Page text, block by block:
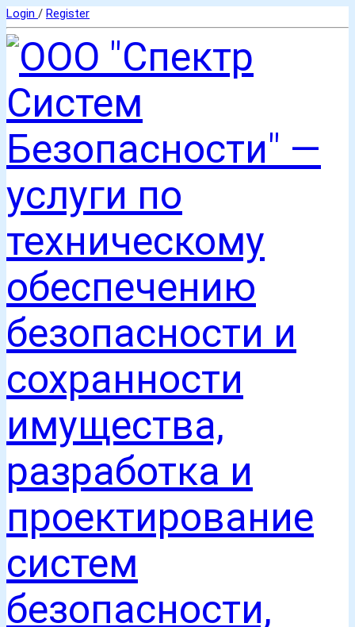
Login / Register